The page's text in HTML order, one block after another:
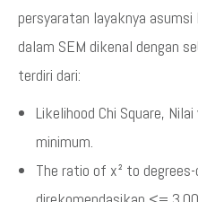
persyaratan layaknya
dalam SEM dikenal dengan
terdiri dari:
Likelihood Chi Square,
minimum.
The ratio of x² to